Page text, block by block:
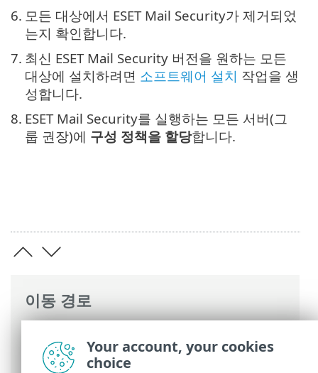
이동 경로
설치/업그레이드>최신 버전으로 업그레이
> ESET PROTECT를 통해 업그레이드
6. 모든 대상에서 ESET Mail Security가 제거되었
는지 확인합니다.
7. 최신 ESET Mail Security 버전을 원하는 모든
대상에 설치하려면 소프트웨어 설치 작업을 생
성합니다.
8. ESET Mail Security를 실행하는 모든 서버(그
룹 권장)에 구성 정책을 할당합니다.
Your account, your cookies
choice